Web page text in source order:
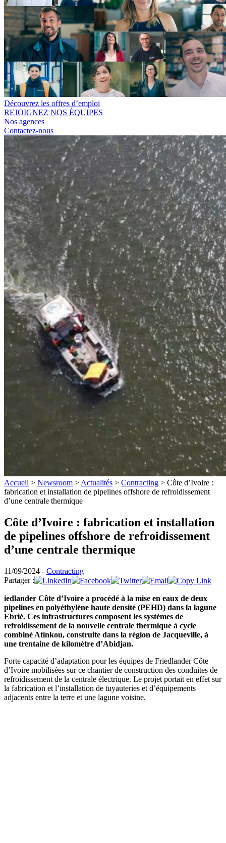
Découvrez les offres d’emploi
REJOIGNEZ NOS ÉQUIPES
Nos agences
Contactez-nous
Accueil > Newsroom > Actualités > Contracting > Côte d’Ivoire :
fabrication et installation de pipelines offshore de refroidissement
d’une centrale thermique
Côte d’Ivoire : fabrication et installation
de pipelines offshore de refroidissement
d’une centrale thermique
11/09/2024 - Contracting
Partager :
iedlander Côte d’Ivoire a procédé à la mise en eaux de deux
pipelines en polyéthylène haute densité (PEHD) dans la lagune
Ebrié. Ces infrastructures composent les systèmes de
refroidissement de la nouvelle centrale thermique à cycle
combiné Atinkou, construite dans la région de Jacqueville, à
une trentaine de kilomètre d’Abidjan.
Forte capacité d’adaptation pour les équipes de Friedlander Côte
d’Ivoire mobilisées sur ce chantier de construction des conduites de
refroidissement de la centrale électrique. Le projet portait en effet sur
la fabrication et l’installation de tuyauteries et d’équipements
adjacents entre la terre et une lagune voisine.